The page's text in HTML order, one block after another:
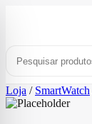
Loja / SmartWatch